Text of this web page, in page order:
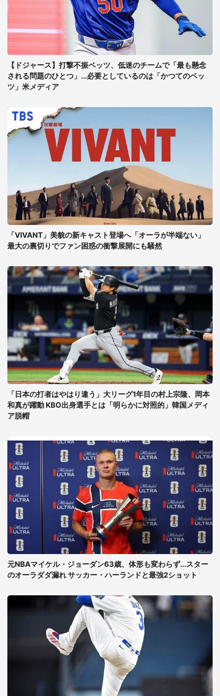
【ドジャース】打撃不振ベッツ、低迷のチームで「最も懸念
される問題のひとつ」...必要としているのは「かつてのベッ
ツ」米メディア
「VIVANT」美貌の新キャスト登場へ「オーラが半端ない」
最大の裏切りでファン困惑の衝撃展開にも騒然
「日本の打者はやはり違う」大リーグ1年目の村上宗隆、岡本
和真が躍動 KBO出身選手とは「明らかに対照的」韓国メディ
ア脱帽
元NBAマイケル・ジョーダン63歳、体形も変わらず...スター
のオーラダダ漏れ サッカー・ハーランドと最強2ショット